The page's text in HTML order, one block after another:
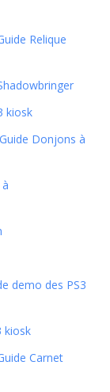
Relique
kiosk
Donjons à
demo des PS3
kiosk
Carnet